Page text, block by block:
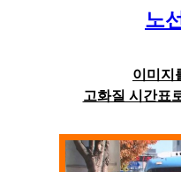
노
이미지
고화질 시간표